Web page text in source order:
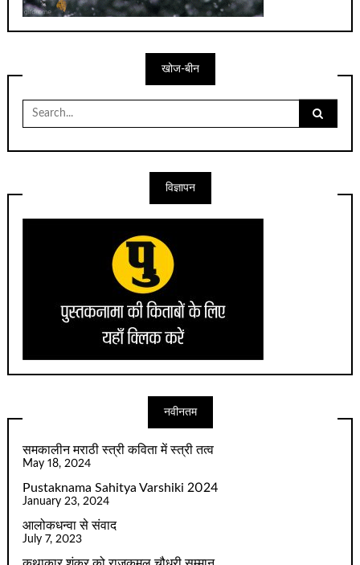
खोज-बीन
for:
विज्ञापन
नवीनतम
समकालीन मराठी स्त्री कविता में स्त्री तत्व
May 18, 2024
Pustaknama Sahitya Varshiki 2024
January 23, 2024
आलोकधन्वा से संवाद
July 7, 2023